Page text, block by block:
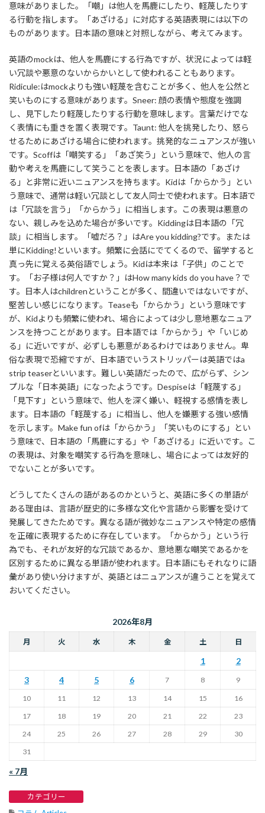
意味がありました。「嘲」は他人を馬鹿にしたり、軽蔑したりす
る行動を指します。「あざける」に対応する英語表現には以下の
ものがあります。日本語の意味と対照しながら、考えてみます。
英語のmockは、他人を馬鹿にする行為ですが、状況によっては軽
い冗談や悪意のないからかいとして使われることもあります。
Ridicule:はmockよりも強い軽蔑を含むことが多く、他人を公然と
笑いものにする意味があります。Sneer: 顔の表情や態度を強調
し、見下したり軽蔑したりする行動を意味します。言葉だけでな
く表情にも重きを置く表現です。Taunt: 他人を挑発したり、怒ら
せるためにあざける場合に使われます。挑発的なニュアンスが強い
です。Scoffは「嘲笑する」「あざ笑う」という意味で、他人の言
動や考えを馬鹿にして笑うことを表します。日本語の「あざけ
る」と非常に近いニュアンスを持ちます。Kidは「からかう」とい
う意味で、通常は軽い冗談として友人同士で使われます。日本語で
は「冗談を言う」「からかう」に相当します。この表現は悪意の
ない、親しみを込めた場合が多いです。Kiddingは日本語の「冗
談」に相当します。「嘘だろ？」はAre you kidding?です。または
単にKidding!といいます。頻繁に会話にでてくるので、留学すると
真っ先に覚える英俗語でしょう。Kidは本来は「子供」のことで
す。「お子様は何人ですか？」はHow many kids do you have？で
す。日本人はchildrenということが多く、間違いではないですが、
堅苦しい感じになります。Teaseも「からかう」という意味です
が、Kidよりも頻繁に使われ、場合によっては少し意地悪なニュア
ンスを持つことがあります。日本語では「からかう」や「いじめ
る」に近いですが、必ずしも悪意があるわけではありません。卑
俗な表現で恐縮ですが、日本語でいうストリッパーは英語ではa
strip teaserといいます。難しい英語だったので、広がらず、シン
プルな「日本英語」になったようです。Despiseは「軽蔑する」
「見下す」という意味で、他人を深く嫌い、軽視する感情を表し
ます。日本語の「軽蔑する」に相当し、他人を嫌悪する強い感情
を示します。Make fun ofは「からかう」「笑いものにする」とい
う意味で、日本語の「馬鹿にする」や「あざける」に近いです。こ
の表現は、対象を嘲笑する行為を意味し、場合によっては友好的
でないことが多いです。
どうしてたくさんの語があるのかというと、英語に多くの単語が
ある理由は、言語が歴史的に多様な文化や言語から影響を受けて
発展してきたためです。異なる語が微妙なニュアンスや特定の感情
を正確に表現するために存在しています。「からかう」という行
為でも、それが友好的な冗談であるか、意地悪な嘲笑であるかを
区別するために異なる単語が使われます。日本語にもそれなりに語
彙があり使い分けますが、英語とはニュアンスが違うことを覚えて
おいてください。
2026年8月
月 火 水 木 金 土 日
1
2
3
4 5 6 7 8 9
10 11 12 13 14 15
16
17
18 19 20 21 22
23
24
25 26 27 28 29
30
31
« 7月
カテゴリー